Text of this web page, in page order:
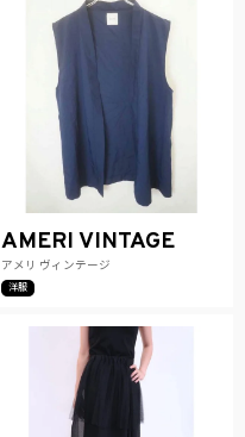
AMERI VINTAGE
アメリ ヴィンテージ
洋服